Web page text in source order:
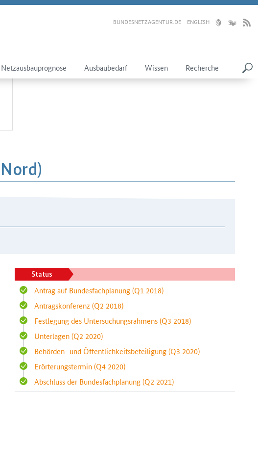
BUNDESNETZAGENTUR.DE ENGLISH
Netzausbauprognose Ausbaubedarf Wissen Recherche
Status
Antrag auf Bundesfachplanung(Q1 2018)
Antragskonferenz(Q2 2018)
Festlegung des Untersuchungsrahmens(Q3 2018)
Unterlagen(Q2 2020)
Behörden- und Öffentlichkeitsbeteiligung(Q3 2020)
Erörterungstermin(Q4 2020)
Abschluss der Bundesfachplanung(Q2 2021)